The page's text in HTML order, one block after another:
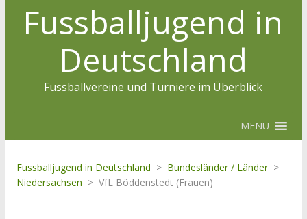
Fussballjugend in
Deutschland
Fussballvereine und Turniere im Überblick
MENU
Fussballjugend in Deutschland > Bundesländer / Länder >
Niedersachsen > VfL Böddenstedt (Frauen)